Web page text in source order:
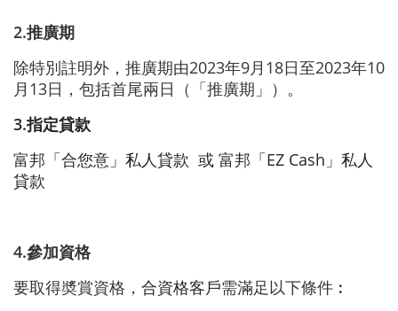
2.推廣期
除特別註明外，推廣期由2023年9月18日至2023年10
月13日，包括首尾兩日（「推廣期」）。
3.指定貸款
富邦「合您意」私人貸款 或 富邦「EZ Cash」私人
貸款
4.參加資格
要取得奬賞資格， 合資格客戶需滿足以下條件︰